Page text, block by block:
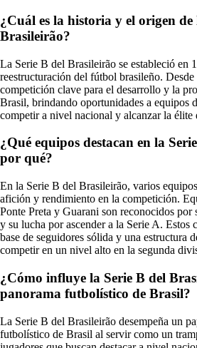
¿Cuál es la historia y el origen de
Brasileirão?
La Serie B del Brasileirão se estableció en
reestructuración del fútbol brasileño. Desde
competición clave para el desarrollo y la
Brasil, brindando oportunidades a equipos
competir a nivel nacional y alcanzar la élite
¿Qué equipos destacan en la
por qué?
En la Serie B del Brasileirão, varios
afición y rendimiento en la competición.
Ponte Preta y Guarani son reconocidos por
y su lucha por ascender a la Serie A. Estos
base de seguidores sólida y una estructura
competir en un nivel alto en la segunda
¿Cómo influye la Serie B del
panorama futbolístico de Brasil?
La Serie B del Brasileirão desempeña un
futbolístico de Brasil al servir como un